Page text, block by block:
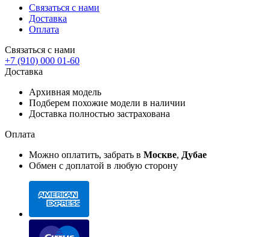
Связаться с нами
Доставка
Оплата
Связаться с нами
+7 (910) 000 01-60
Доставка
Архивная модель
Подберем похожие модели в наличии
Доставка полностью застрахована
Оплата
Можно оплатить, забрать в Москве, Дубае
Обмен с доплатой в любую сторону